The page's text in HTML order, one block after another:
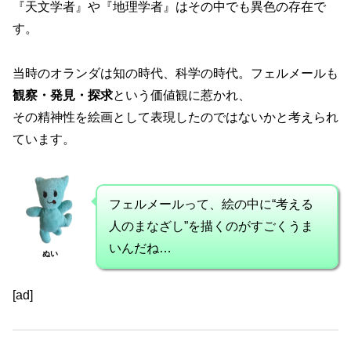
『天文学者』や『地理学者』はその中でも異色の存在で
す。
当時のオランダは知の時代、科学の時代。フェルメールも
観察・発見・探求という価値観に惹かれ、
その精神性を絵画として表現したのではないかと考えられ
ています。
ぬい
フェルメールって、絵の中に“考える
人のまなざし”を描くのがすごくうま
いんだね…
[ad]